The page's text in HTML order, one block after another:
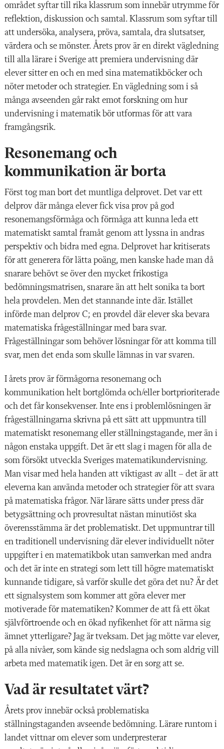
området syftar till rika klassrum som innebär utrymme för
reflektion, diskussion och samtal. Klassrum som syftar till
att undersöka, analysera, pröva, samtala, dra slutsatser,
värdera och se mönster. Årets prov är en direkt vägledning
till alla lärare i Sverige att premiera undervisning där
elever sitter en och en med sina matematikböcker och
nöter metoder och strategier. En vägledning som i så
många avseenden går rakt emot forskning om hur
undervisning i matematik bör utformas för att vara
framgångsrik.
Resonemang och
kommunikation är borta
Först tog man bort det muntliga delprovet. Det var ett
delprov där många elever fick visa prov på god
resonemangsförmåga och förmåga att kunna leda ett
matematiskt samtal framåt genom att lyssna in andras
perspektiv och bidra med egna. Delprovet har kritiserats
för att generera för lätta poäng, men kanske hade man då
snarare behövt se över den mycket frikostiga
bedömningsmatrisen, snarare än att helt sonika ta bort
hela provdelen. Men det stannande inte där. Istället
införde man delprov C; en provdel där elever ska bevara
matematiska frågeställningar med bara svar.
Frågeställningar som behöver lösningar för att komma till
svar, men det enda som skulle lämnas in var svaren.
I årets prov är förmågorna resonemang och
kommunikation helt bortglömda och/eller bortprioriterade
och det får konsekvenser. Inte ens i problemlösningen är
frågeställningarna skrivna på ett sätt att uppmuntra till
matematiskt resonemang eller ställningstagande, mer än i
någon enstaka uppgift. Det är ett slag i magen för alla de
som försökt utveckla Sveriges matematikundervisning.
Man visar med hela handen att viktigast av allt – det är att
eleverna kan använda metoder och strategier för att svara
på matematiska frågor. När lärare sätts under press där
betygsättning och provresultat nästan minutiöst ska
överensstämma är det problematiskt. Det uppmuntrar till
en traditionell undervisning där elever individuellt nöter
uppgifter i en matematikbok utan samverkan med andra
och det är inte en strategi som lett till högre matematiskt
kunnande tidigare, så varför skulle det göra det nu? Är det
ett signalsystem som kommer att göra elever mer
motiverade för matematiken? Kommer de att få ett ökat
självförtroende och en ökad nyfikenhet för att närma sig
ämnet ytterligare? Jag är tveksam. Det jag mötte var elever,
på alla nivåer, som kände sig nedslagna och som aldrig vill
arbeta med matematik igen. Det är en sorg att se.
Vad är resultatet värt?
Årets prov innebär också problematiska
ställningstaganden avseende bedömning. Lärare runtom i
landet vittnar om elever som underpresterar